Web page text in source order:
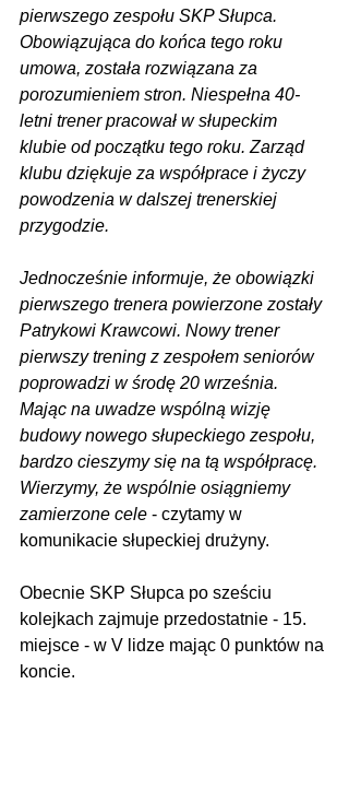
pierwszego zespołu SKP Słupca.
Obowiązująca do końca tego roku
umowa, została rozwiązana za
porozumieniem stron. Niespełna 40-
letni trener pracował w słupeckim
klubie od początku tego roku. Zarząd
klubu dziękuje za współprace i życzy
powodzenia w dalszej trenerskiej
przygodzie.
Jednocześnie informuje, że obowiązki
pierwszego trenera powierzone zostały
Patrykowi Krawcowi. Nowy trener
pierwszy trening z zespołem seniorów
poprowadzi w środę 20 września.
Mając na uwadze wspólną wizję
budowy nowego słupeckiego zespołu,
bardzo cieszymy się na tą współpracę.
Wierzymy, że wspólnie osiągniemy
zamierzone cele - czytamy w
komunikacie słupeckiej drużyny.
Obecnie SKP Słupca po sześciu
kolejkach zajmuje przedostatnie - 15.
miejsce - w V lidze mając 0 punktów na
koncie.